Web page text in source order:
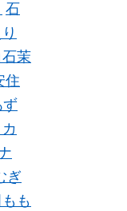
石
石茉
住
ず
ぎ
も